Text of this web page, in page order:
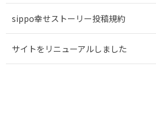
sippo幸せストーリー投稿規約
サイトをリニューアルしました